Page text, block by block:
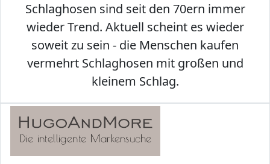
Schlaghosen sind seit den 70ern immer
wieder Trend. Aktuell scheint es wieder
soweit zu sein - die Menschen kaufen
vermehrt Schlaghosen mit großen und
kleinem Schlag.